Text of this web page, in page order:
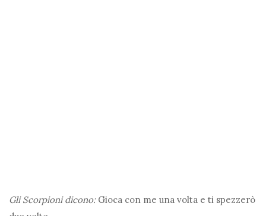
Gli Scorpioni dicono:Gioca con me una volta e ti spezzerò